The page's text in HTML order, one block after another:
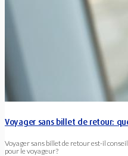
Voyager sans billet de retour:
Voyager sans billet de retour est-il
pour le voyageur?